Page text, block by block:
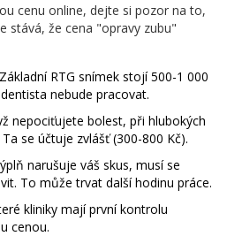
cenu online, dejte si pozor na to,
stává, že cena "opravy zubu"
Základní RTG snímek stojí 500-1 000
nebude pracovat.
nepociťujete bolest, při hlubokých
se účtuje zvlášť (300-800 Kč).
narušuje váš skus, musí se
To může trvat další hodinu práce.
kliniky mají první kontrolu
cenou.